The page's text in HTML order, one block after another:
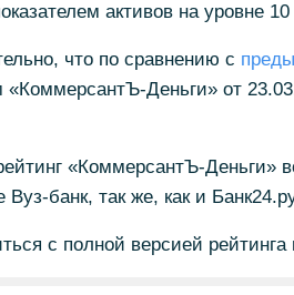
активов на уровне
что по сравнению с
«КоммерсантЪ-Деньги» от
«КоммерсантЪ-Деньги»
Вуз-банк, так же, как и
с полной версией